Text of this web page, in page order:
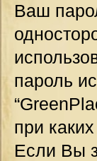
Ваш
пароль
при
Если Вы